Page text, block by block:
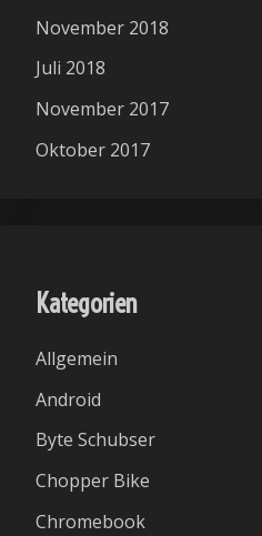
November 2018
Juli 2018
November 2017
Oktober 2017
Kategorien
Allgemein
Android
Byte Schubser
Chopper Bike
Chromebook